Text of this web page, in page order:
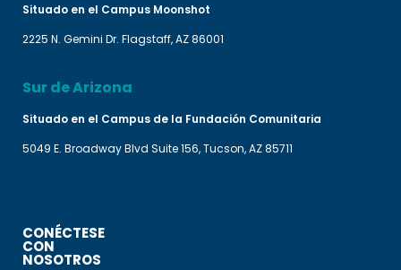
Situado en el Campus Moonshot
2225 N. Gemini Dr. Flagstaff, AZ 86001
Sur de Arizona
Situado en el Campus de la Fundación Comunitaria
5049 E. Broadway Blvd Suite 156, Tucson, AZ 85711
CONÉCTESE
CON
NOSOTROS